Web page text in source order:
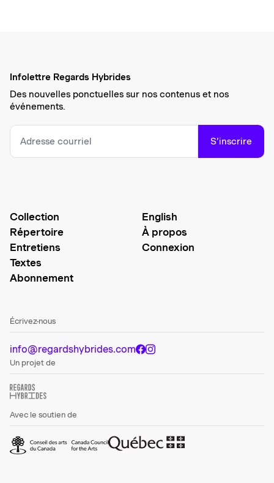
Infolettre Regards Hybrides
Des nouvelles ponctuelles sur nos contenus et nos
événements.
S’inscrire
Collection
Répertoire
Entretiens
Textes
Abonnement
English
À propos
Connexion
Écrivez-nous
info@regardshybrides.com
Un projet de
Avec le soutien de